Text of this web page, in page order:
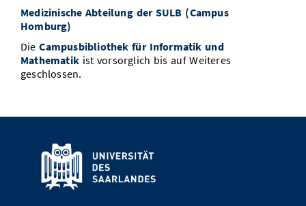
Medizinische Abteilung der SULB (Campus
Homburg)
DieCampusbibliothek für Informatik und
Mathematik ist vorsorglich bis auf Weiteres
geschlossen.